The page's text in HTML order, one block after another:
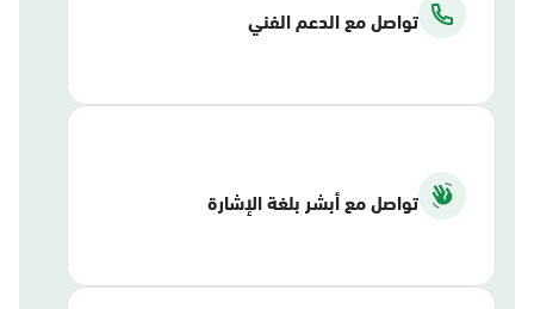
تواصل مع الدعم الفني
تواصل مع أبشر بلغة الإشارة